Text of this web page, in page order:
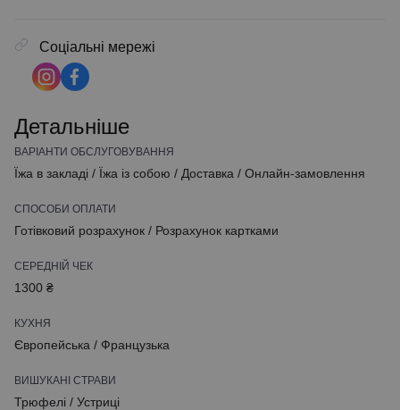
Соціальні мережі
Детальніше
ВАРІАНТИ ОБСЛУГОВУВАННЯ
Їжа в закладі / Їжа із собою / Доставка / Онлайн-замовлення
СПОСОБИ ОПЛАТИ
Готівковий розрахунок / Розрахунок картками
СЕРЕДНІЙ ЧЕК
1300 ₴
КУХНЯ
Європейська / Французька
ВИШУКАНІ СТРАВИ
Трюфелі / Устриці